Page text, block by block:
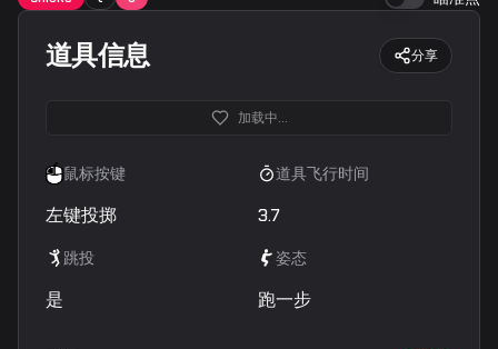
道具信息 分享
加载中...
鼠标按键
左键投掷
道具飞行时间
3.7
跳投
是
姿态
跑一步